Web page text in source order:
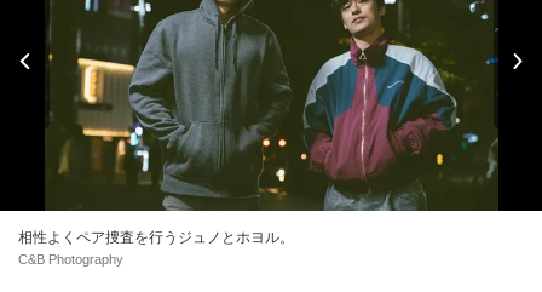
相性よくペア捜査を行うジュノとホヨル。
C&B Photography